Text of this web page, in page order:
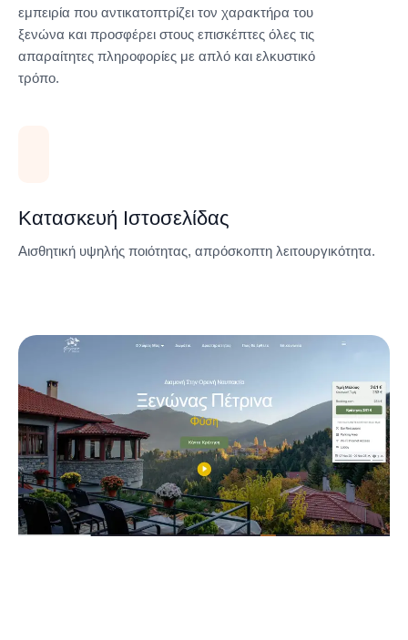
εμπειρία που αντικατοπτρίζει τον χαρακτήρα του
ξενώνα και προσφέρει στους επισκέπτες όλες τις
απαραίτητες πληροφορίες με απλό και ελκυστικό
τρόπο.
Κατασκευή Ιστοσελίδας
Αισθητική υψηλής ποιότητας, απρόσκοπτη λειτουργικότητα.